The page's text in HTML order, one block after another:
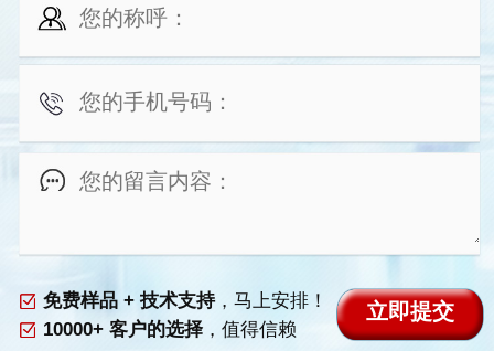
免费样品 + 技术支持，马上安排！
10000+ 客户的选择，值得信赖